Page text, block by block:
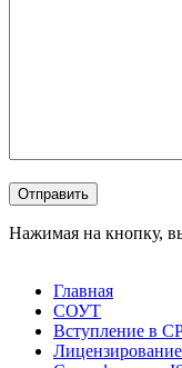
Оставьте это поле
Отправить
Нажимая на кнопку,
Главная
СОУТ
Вступление в
Лицензирование